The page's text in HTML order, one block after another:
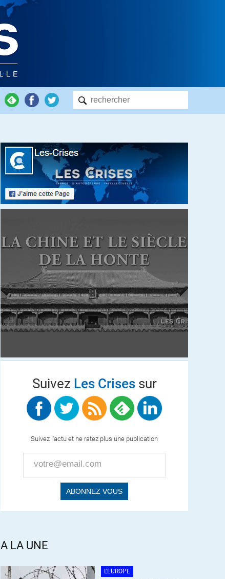
Suivez Les Crisessur
Suivez l'actu et ne ratez plus une publication
A LA UNE
L'EUROPE